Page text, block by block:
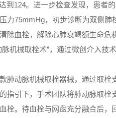
到124。进一步检查发现，患者
力75mmHg，初步诊断为双侧肺
除血栓，解除心肺衰竭额生命危
机械取栓术”，通过微创介入技
肺动脉机械取栓器械，通过取栓
指引下，手术团队将肺动脉取栓
栓。待血栓与网盘充分融合后，